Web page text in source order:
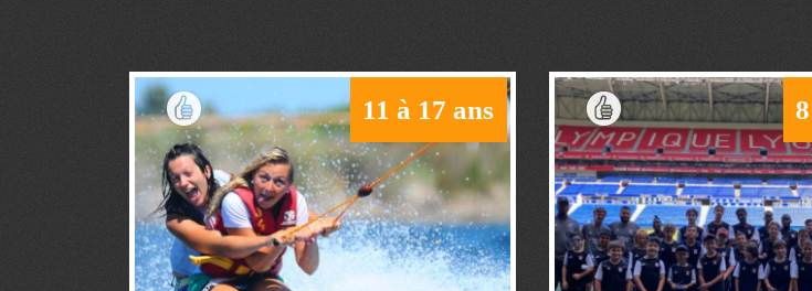
11 à 17 ans